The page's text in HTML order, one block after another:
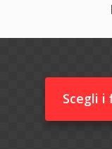
Scegli i